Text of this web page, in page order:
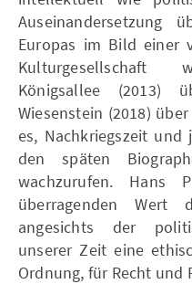
Auseinandersetzung
Europas im Bild einer
Königsallee (2013)
Wiesenstein (2018)
es, Nachkriegszeit und
den späten
wachzurufen. Hans
überragenden
angesichts der
unserer Zeit eine
Ordnung, für Recht und